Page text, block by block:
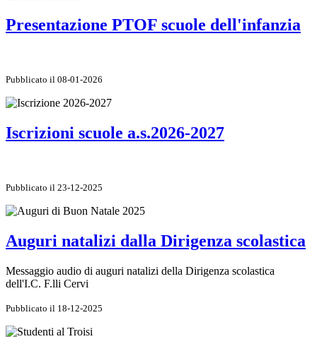
Presentazione PTOF scuole dell'infanzia
Pubblicato il 08-01-2026
Iscrizioni scuole a.s.2026-2027
Pubblicato il 23-12-2025
Auguri natalizi dalla Dirigenza scolastica
Messaggio audio di auguri natalizi della Dirigenza scolastica
dell'I.C. F.lli Cervi
Pubblicato il 18-12-2025